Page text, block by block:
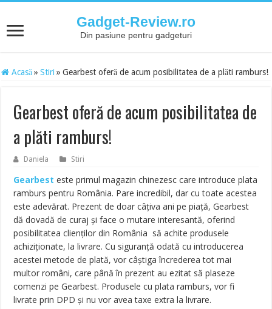
Gadget-Review.ro
Din pasiune pentru gadgeturi
Acasă » Stiri » Gearbest oferă de acum posibilitatea de a plăti ramburs!
Gearbest oferă de acum posibilitatea de
a plăti ramburs!
Daniela Stiri
Gearbest este primul magazin chinezesc care introduce plata
ramburs pentru România. Pare incredibil, dar cu toate acestea
este adevărat. Prezent de doar câțiva ani pe piață, Gearbest
dă dovadă de curaj și face o mutare interesantă, oferind
posibilitatea clienților din România să achite produsele
achiziționate, la livrare. Cu siguranță odată cu introducerea
acestei metode de plată, vor câștiga încrederea tot mai
multor români, care până în prezent au ezitat să plaseze
comenzi pe Gearbest. Produsele cu plata ramburs, vor fi
livrate prin DPD și nu vor avea taxe extra la livrare.